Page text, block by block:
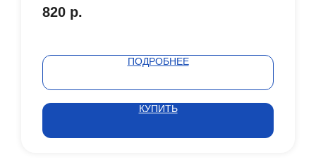
820 р.
ПОДРОБНЕЕ
КУПИТЬ